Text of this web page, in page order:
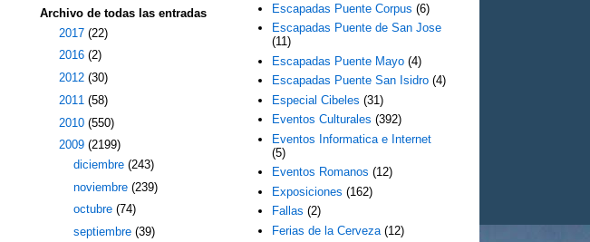
Archivo de todas las entradas
2017 (22)
2016 (2)
2012 (30)
2011 (58)
2010 (550)
2009 (2199)
diciembre (243)
noviembre (239)
octubre (74)
septiembre (39)
Escapadas Puente Corpus (6)
Escapadas Puente de San Jose
(11)
Escapadas Puente Mayo (4)
Escapadas Puente San Isidro (4)
Especial Cibeles (31)
Eventos Culturales (392)
Eventos Informatica e Internet
(5)
Eventos Romanos (12)
Exposiciones (162)
Fallas (2)
Ferias de la Cerveza (12)